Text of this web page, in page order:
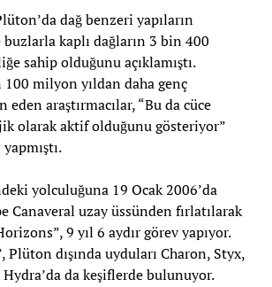
dağ benzeri yapıların
kaplı dağların 3 bin 400
sahip olduğunu açıklamıştı.
100 milyon yıldan daha genç
araştırmacılar, “Bu da cüce
olarak aktif olduğunu gösteriyor”
yolculuğuna 19 Ocak 2006’da
Canaveral uzay üssünden fırlatılarak
9 yıl 6 aydır görev yapıyor.
Plüton dışında uyduları Charon, Styx,
da keşiflerde bulunuyor.